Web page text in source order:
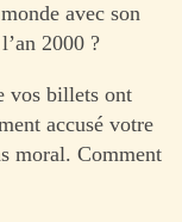
avec son
2000 ?
vos billets ont
accusé votre
moral. Comment